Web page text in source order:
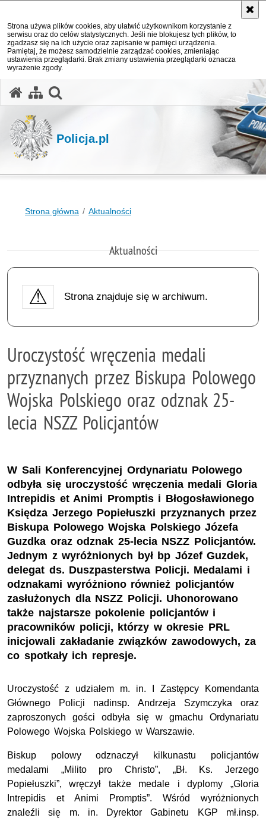
Strona używa plików cookies, aby ułatwić użytkownikom korzystanie z
serwisu oraz do celów statystycznych. Jeśli nie blokujesz tych plików, to
zgadzasz się na ich użycie oraz zapisanie w pamięci urządzenia.
Pamiętaj, że możesz samodzielnie zarządzać cookies, zmieniając
ustawienia przeglądarki. Brak zmiany ustawienia przeglądarki oznacza
wyrażenie zgody.
Policja.pl
Strona główna Aktualności
Aktualności
Strona znajduje się w archiwum.
Uroczystość wręczenia medali
przyznanych przez Biskupa Polowego
Wojska Polskiego oraz odznak 25-
lecia NSZZ Policjantów
W Sali Konferencyjnej Ordynariatu Polowego
odbyła się uroczystość wręczenia medali Gloria
Intrepidis et Animi Promptis i Błogosławionego
Księdza Jerzego Popiełuszki przyznanych przez
Biskupa Polowego Wojska Polskiego Józefa
Guzdka oraz odznak 25-lecia NSZZ Policjantów.
Jednym z wyróżnionych był bp Józef Guzdek,
delegat ds. Duszpasterstwa Policji. Medalami i
odznakami wyróżniono również policjantów
zasłużonych dla NSZZ Policji. Uhonorowano
także najstarsze pokolenie policjantów i
pracowników policji, którzy w okresie PRL
inicjowali zakładanie związków zawodowych, za
co spotkały ich represje.
Uroczystość z udziałem m. in. I Zastępcy Komendanta
Głównego Policji nadinsp. Andrzeja Szymczyka oraz
zaproszonych gości odbyła się w gmachu Ordynariatu
Polowego Wojska Polskiego w Warszawie.
Biskup polowy odznaczył kilkunastu policjantów
medalami „Milito pro Christo”, „Bł. Ks. Jerzego
Popiełuszki”, wręczył także medale i dyplomy „Gloria
Intrepidis et Animi Promptis”. Wśród wyróżnionych
znaleźli się m. in. Dyrektor Gabinetu KGP mł.insp.